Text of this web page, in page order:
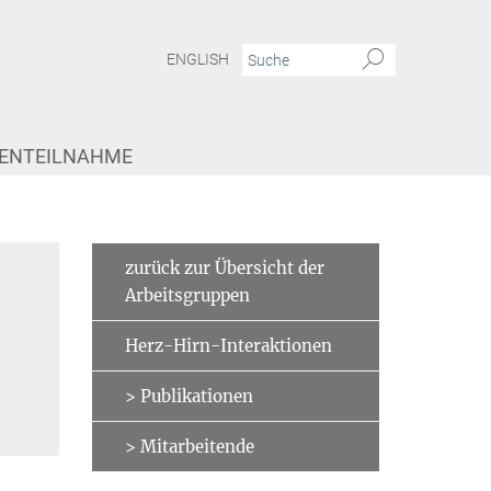
ENGLISH
zurück zur Übersicht der
Arbeitsgruppen
Herz-Hirn-Interaktionen
> Publikationen
> Mitarbeitende